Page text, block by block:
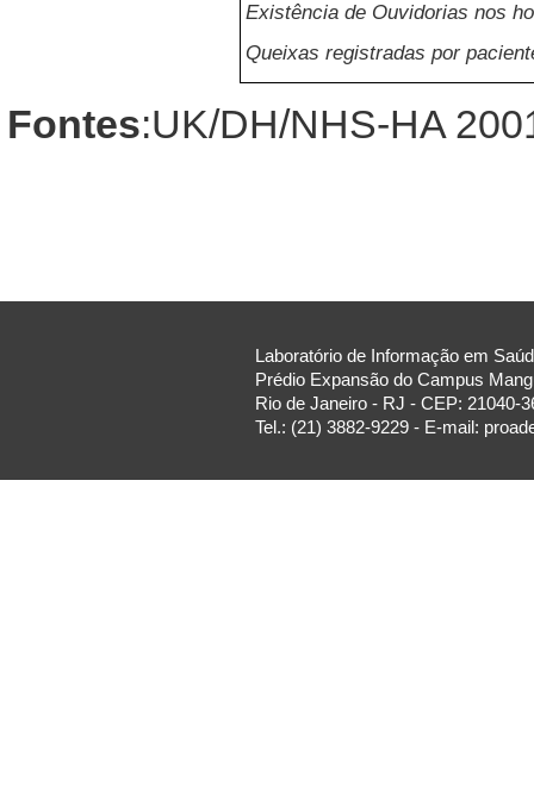
Existência de Ouvidorias nos
Queixas registradas por
Fontes:UK/DH/NHS-HA
Laboratório de Informação em
Prédio Expansão do Campus
Rio de Janeiro - RJ - CEP: 21040-
Tel.: (21) 3882-9229 - E-mail: